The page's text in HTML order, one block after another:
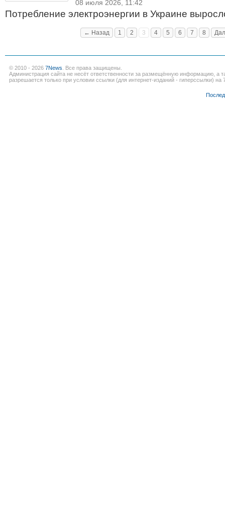
08 июля 2026, 11:42
Потребление электроэнергии в Украине
← Назад 1 2 3 4 5 6 7 8
© 2010 - 2026 7News . Все права защищены.
Администрация сайта не несёт ответственности за размещённую информацию, а
разрешается только при условии ссылки (для интернет-изданий - гиперссылки) на